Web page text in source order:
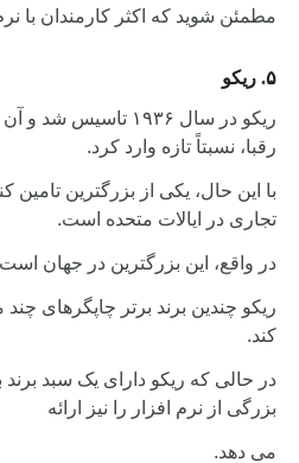
مطمئن شوید که اکثر کارمندان با
۵. ریکو
ریکو در سال ۱۹۳۶
رقبا، نسبتاً تازه وارد کرد.
با این حال، یکی از بزرگترین تامین
تجاری در ایالات متحده است.
در واقع، این بزرگترین در جهان
ریکو چندین برند برتر چاپگرهای چند
کند.
در حالی که ریکو دارای یک سبد برند
بزرگی از نرم افزار را نیز ارائه
می دهد.